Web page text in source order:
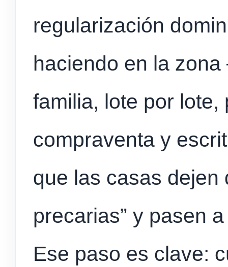
regularización
haciendo en la
familia, lote por
compraventa y
que las casas dejen
precarias” y pasen
Ese paso es clave: